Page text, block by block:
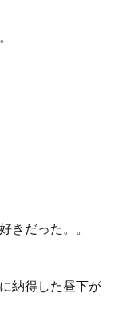
きだった。。
納得した昼下が